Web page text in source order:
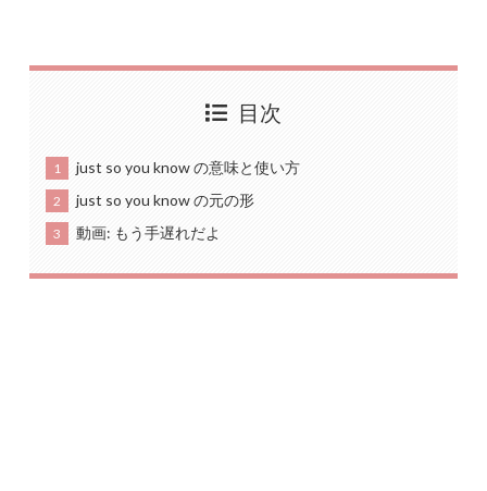
目次
1 just so you know の意味と使い方
2 just so you know の元の形
3 動画: もう手遅れだよ